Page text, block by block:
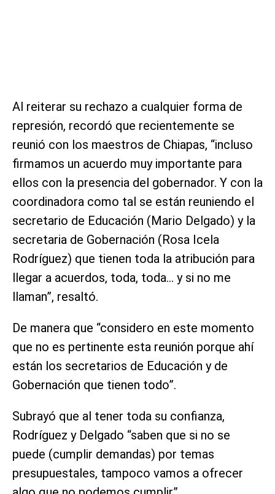
Al reiterar su rechazo a cualquier forma de
represión, recordó que recientemente se
reunió con los maestros de Chiapas, “incluso
firmamos un acuerdo muy importante para
ellos con la presencia del gobernador. Y con la
coordinadora como tal se están reuniendo el
secretario de Educación (Mario Delgado) y la
secretaria de Gobernación (Rosa Icela
Rodríguez) que tienen toda la atribución para
llegar a acuerdos, toda, toda… y si no me
llaman”, resaltó.
De manera que “considero en este momento
que no es pertinente esta reunión porque ahí
están los secretarios de Educación y de
Gobernación que tienen todo”.
Subrayó que al tener toda su confianza,
Rodríguez y Delgado “saben que si no se
puede (cumplir demandas) por temas
presupuestales, tampoco vamos a ofrecer